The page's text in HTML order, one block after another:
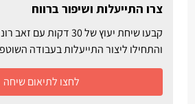
צרו התייעלות ושיפור ברווח
קבעו שיחת יעוץ של 30 דקות
והתחילו ליצור התייעלות בעבודה
לחצו לתיאום שיחה